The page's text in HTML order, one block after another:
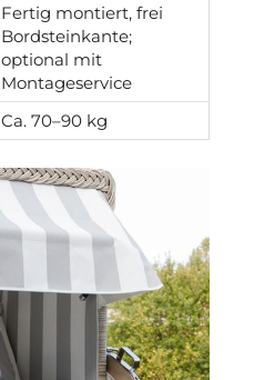
Fertig montiert, frei
Bordsteinkante;
optional mit
Montageservice
Ca. 70–90 kg